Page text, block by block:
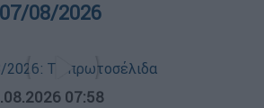
08/2026
07:58